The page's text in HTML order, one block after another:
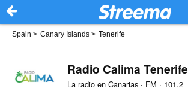
Spain > Canary Islands > Tenerife
Radio Calima Tenerife
La radio en Canarias · FM · 101.2